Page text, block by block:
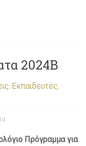
2024B
, Εκπαιδευτές,
Πρόγραμμα για